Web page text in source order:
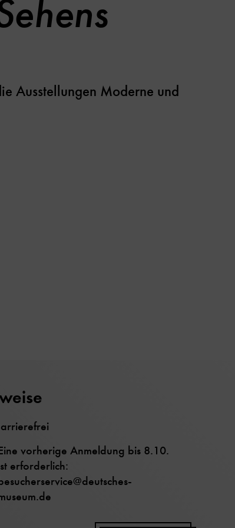
Ausstellungen Moderne und
vorherige Anmeldung bis 8.10.
erforderlich: